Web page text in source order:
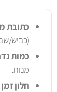
כתובת
(כביש/
כמות
מנות.
חלון